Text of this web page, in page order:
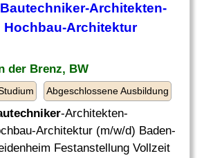
-Architekten-
Architektur
der Brenz, BW
Abgeschlossene Ausbildung
-Architekten-
Architektur (m/w/d) Baden-
Festanstellung Vollzeit